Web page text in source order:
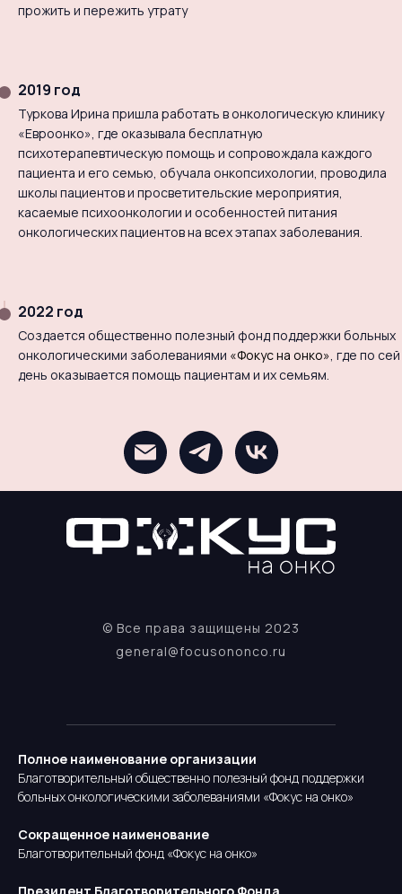
прожить и пережить утрату
2019 год
Туркова Ирина пришла работать в онкологическую клинику
«Евроонко», где оказывала бесплатную
психотерапевтическую помощь и сопровождала каждого
пациента и его семью, обучала онкопсихологии, проводила
школы пациентов и просветительские мероприятия,
касаемые психоонкологии и особенностей питания
онкологических пациентов на всех этапах заболевания.
2022 год
Создается общественно полезный фонд поддержки больных
онкологическими заболеваниями «Фокус на онко», где по сей
день оказывается помощь пациентам и их семьям.
© Все права защищены 2023
general@focusononco.ru
Полное наименование организации
Благотворительный общественно полезный фонд поддержки
больных онкологическими заболеваниями «Фокус на онко»
Сокращенное наименование
Благотворительный фонд «Фокус на онко»